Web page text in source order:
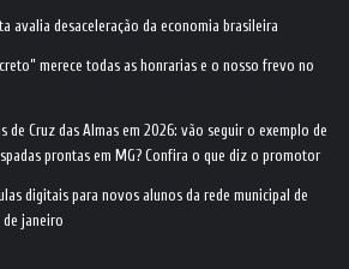
avalia desaceleração da economia brasileira
merece todas as honrarias e o nosso frevo no
de Cruz das Almas em 2026: vão seguir o exemplo de
prontas em MG? Confira o que diz o promotor
digitais para novos alunos da rede municipal de
de janeiro